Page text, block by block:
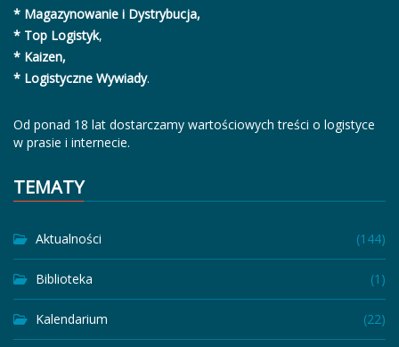
* Magazynowanie i Dystrybucja,
* Top Logistyk,
* Kaizen,
* Logistyczne Wywiady.
Od ponad 18 lat dostarczamy wartościowych treści o logistyce
w prasie i internecie.
TEMATY
Aktualności (144)
Biblioteka (1)
Kalendarium (22)